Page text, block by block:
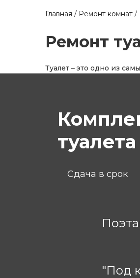
Главная / Ремонт комнат /
Ремонт
Туалет – это одно из
Сдача в срок
"Под